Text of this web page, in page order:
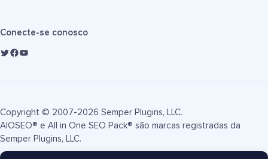
Conecte-se conosco
Copyright © 2007-2026 Semper Plugins, LLC.
AIOSEO® e All in One SEO Pack® são marcas registradas da
Semper Plugins, LLC.